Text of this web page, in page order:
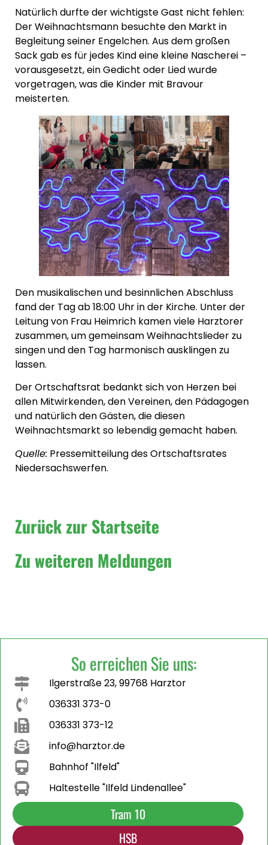
Natürlich durfte der wichtigste Gast nicht fehlen:
Der Weihnachtsmann besuchte den Markt in
Begleitung seiner Engelchen. Aus dem großen
Sack gab es für jedes Kind eine kleine Nascherei –
vorausgesetzt, ein Gedicht oder Lied wurde
vorgetragen, was die Kinder mit Bravour
meisterten.
Den musikalischen und besinnlichen Abschluss
fand der Tag ab 18:00 Uhr in der Kirche. Unter der
Leitung von Frau Heimrich kamen viele Harztorer
zusammen, um gemeinsam Weihnachtslieder zu
singen und den Tag harmonisch ausklingen zu
lassen.
Der Ortschaftsrat bedankt sich von Herzen bei
allen Mitwirkenden, den Vereinen, den Pädagogen
und natürlich den Gästen, die diesen
Weihnachtsmarkt so lebendig gemacht haben.
Quelle: Pressemitteilung des Ortschaftsrates
Niedersachswerfen.
Zurück zur Startseite
Zu weiteren Meldungen
So erreichen Sie uns:
Ilgerstraße 23, 99768 Harztor
036331 373-0
036331 373-12
info@harztor.de
Bahnhof "Ilfeld"
Haltestelle "Ilfeld Lindenallee"
Tram 10
HSB